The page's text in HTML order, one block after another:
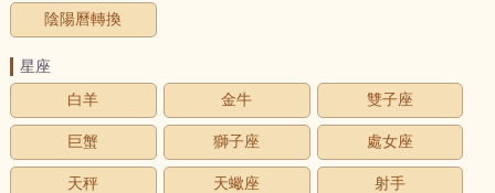
陰陽曆轉換
星座
白羊
金牛 雙子座
巨蟹 獅子座 處女座
天秤 天蠍座 射手